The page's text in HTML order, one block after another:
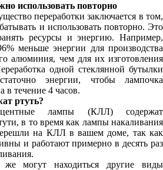
использовать повторно
переработки заключается в том,
и использовать повторно. Это
ресурсы и энергию. Например,
меньше энергии для производства
алюминия, чем для их изготовления
одной стеклянной бутылки
энергии, чтобы лампочка
в течение 4 часов.
ртуть?
лампы (КЛЛ) содержат
в то время как лампы накаливания
на КЛЛ в вашем доме, так как
и работают примерно в десять раз
могут находиться другие виды